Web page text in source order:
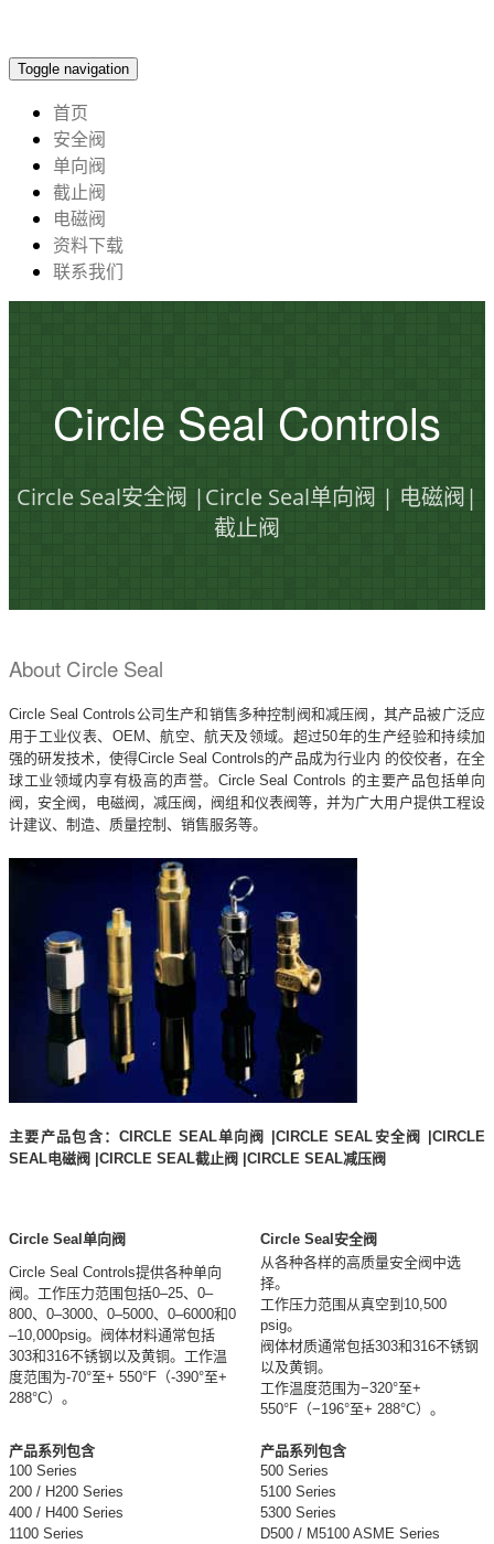
Toggle navigation
首页
安全阀
单向阀
截止阀
电磁阀
资料下载
联系我们
Circle Seal Controls
Circle Seal安全阀 |Circle Seal单向阀 | 电磁阀|
截止阀
About Circle Seal
Circle Seal Controls公司生产和销售多种控制阀和减压阀，其产品被广泛应
用于工业仪表、OEM、航空、航天及领域。超过50年的生产经验和持续加
强的研发技术，使得Circle Seal Controls的产品成为行业内 的佼佼者，在全
球工业领域内享有极高的声誉。Circle Seal Controls 的主要产品包括单向
阀，安全阀，电磁阀，减压阀，阀组和仪表阀等，并为广大用户提供工程设
计建议、制造、质量控制、销售服务等。
主要产品包含：CIRCLE SEAL单向阀 |CIRCLE SEAL安全阀 |CIRCLE
SEAL电磁阀 |CIRCLE SEAL截止阀 |CIRCLE SEAL减压阀
Circle Seal单向阀
Circle Seal安全阀
Circle Seal Controls提供各种单向
阀。工作压力范围包括0–25、0–
800、0–3000、0–5000、0–6000和0
–10,000psig。阀体材料通常包括
303和316不锈钢以及黄铜。工作温
度范围为-70°至+ 550°F（-390°至+
288°C）。
从各种各样的高质量安全阀中选
择。
工作压力范围从真空到10,500
psig。
阀体材质通常包括303和316不锈钢
以及黄铜。
工作温度范围为−320°至+
550°F（−196°至+ 288°C）。
产品系列包含
产品系列包含
100 Series
500 Series
200 / H200 Series
5100 Series
400 / H400 Series
5300 Series
1100 Series
D500 / M5100 ASME Series